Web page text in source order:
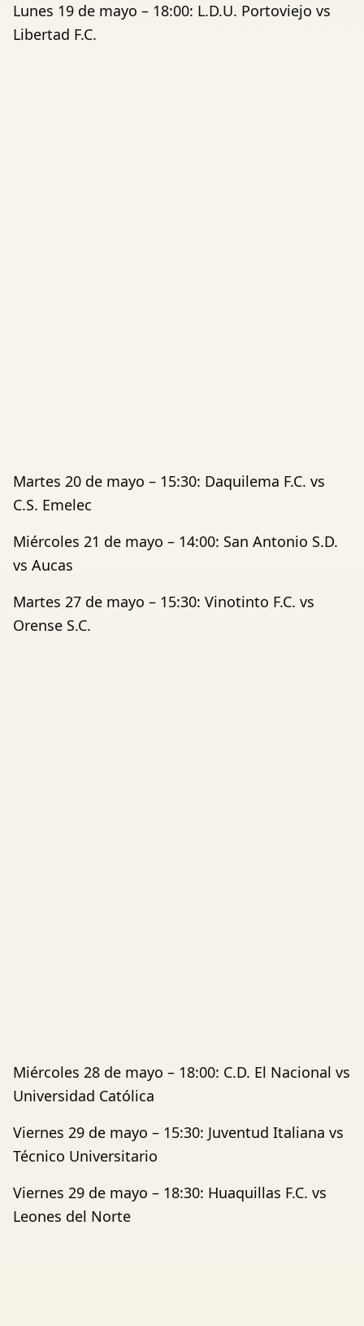
Lunes 19 de mayo – 18:00: L.D.U. Portoviejo vs
Libertad F.C.
Martes 20 de mayo – 15:30: Daquilema F.C. vs
C.S. Emelec
Miércoles 21 de mayo – 14:00: San Antonio S.D.
vs Aucas
Martes 27 de mayo – 15:30: Vinotinto F.C. vs
Orense S.C.
Miércoles 28 de mayo – 18:00: C.D. El Nacional vs
Universidad Católica
Viernes 29 de mayo – 15:30: Juventud Italiana vs
Técnico Universitario
Viernes 29 de mayo – 18:30: Huaquillas F.C. vs
Leones del Norte